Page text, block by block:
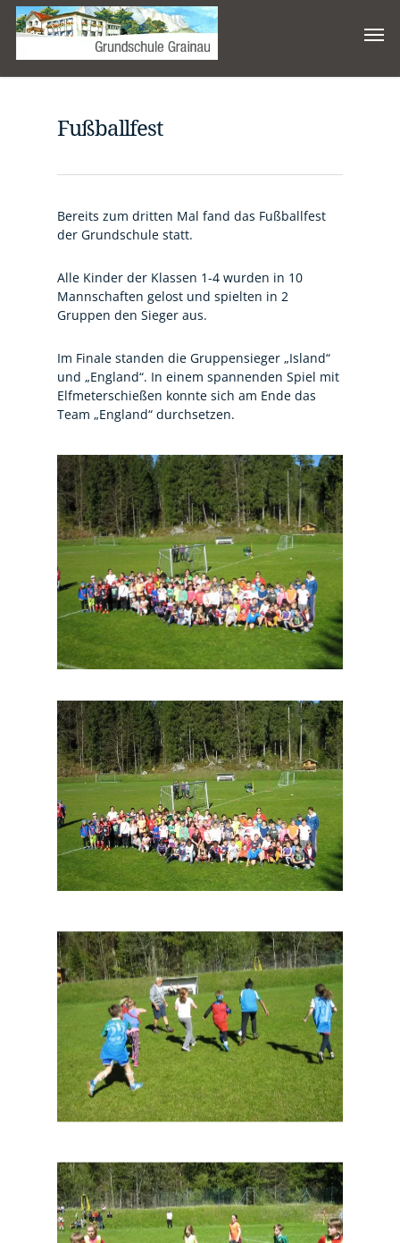
Fußballfest
Bereits zum dritten Mal fand das Fußballfest
der Grundschule statt.
Alle Kinder der Klassen 1-4 wurden in 10
Mannschaften gelost und spielten in 2
Gruppen den Sieger aus.
Im Finale standen die Gruppensieger „Island“
und „England“. In einem spannenden Spiel mit
Elfmeterschießen konnte sich am Ende das
Team „England“ durchsetzen.